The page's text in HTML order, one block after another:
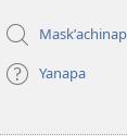
Yanapa